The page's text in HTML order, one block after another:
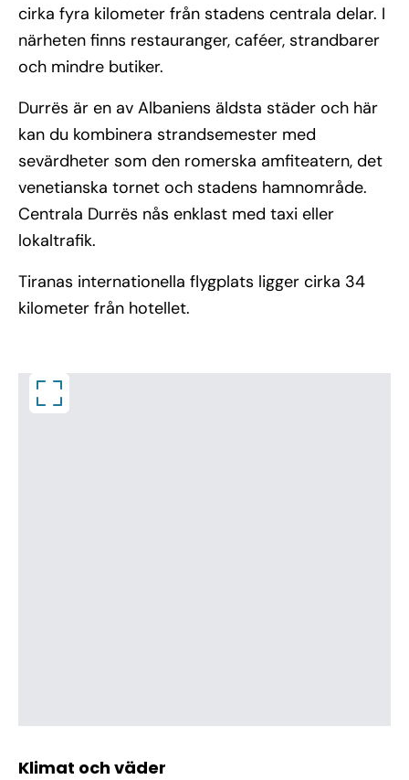
cirka fyra kilometer från stadens centrala delar. I
närheten finns restauranger, caféer, strandbarer
och mindre butiker.
Durrës är en av Albaniens äldsta städer och här
kan du kombinera strandsemester med
sevärdheter som den romerska amfiteatern, det
venetianska tornet och stadens hamnområde.
Centrala Durrës nås enklast med taxi eller
lokaltrafik.
Tiranas internationella flygplats ligger cirka 34
kilometer från hotellet.
Klimat och väder